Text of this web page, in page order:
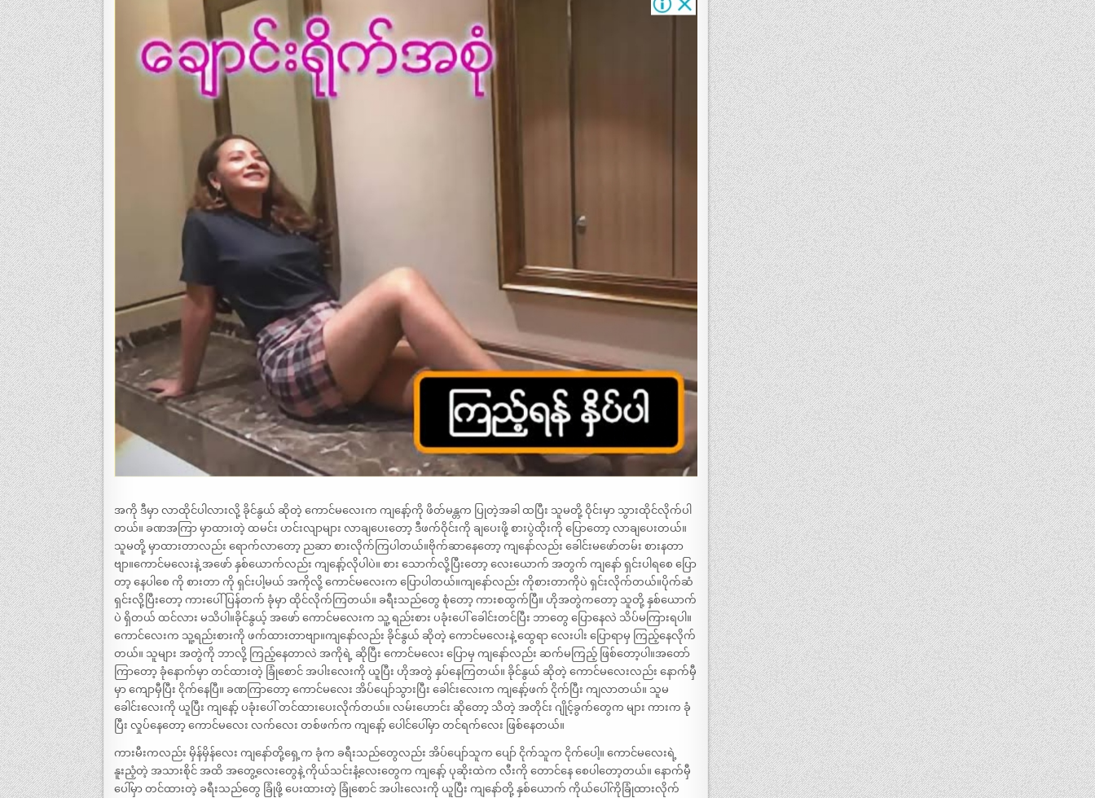
အကို ဒီမှာ လာထိုင်ပါလားလို့ ခိုင်နွယ် ဆိုတဲ့ ကောင်မလေးက ကျနော့်ကို ဖိတ်မန္တက ပြုတဲ့အခါ ထပြီး သူမတို့ ဝိုင်းမှာ သွားထိုင်လိုက်ပါ
တယ်။ ခဏအကြာ မှာထားတဲ့ ထမင်း ဟင်းလျာများ လာချပေးတော့ ဒီဖက်ဝိုင်းကို ချပေးဖို့ စားပွဲထိုးကို ပြောတော့ လာချပေးတယ်။
သူမတို့ မှာထားတာလည်း ရောက်လာတော့ ညဆာ စားလိုက်ကြပါတယ်။ဗိုက်ဆာနေတော့ ကျနော်လည်း ခေါင်းမဖော်တမ်း စားနတာ
ဗျာ။ကောင်မလေးနဲ့ အဖော် နှစ်ယောက်လည်း ကျနော့်လိုပါပဲ။ စား သောက်လို့ပြီးတော့ လေးယောက် အတွက် ကျနော် ရှင်းပါရစေ ပြော
တာ့ နေပါစေ ကို စားတာ ကို ရှင်းပါ့မယ် အကိုလို့ ကောင်မလေးက ပြောပါတယ်။ကျနော်လည်း ကိုစားတာကိုပဲ ရှင်းလိုက်တယ်။ပိုက်ဆံ
ရှင်းလို့ပြီးတော့ ကားပေါ် ပြန်တက် ခုံမှာ ထိုင်လိုက်ကြတယ်။ ခရီးသည်တွေ စုံတော့ ကားစထွက်ပြီ။ ဟိုအတွဲကတော့ သူတို့ နှစ်ယောက်
ပဲ ရှိတယ် ထင်လား မသိပါ။ခိုင်နွယ့် အဖော် ကောင်မလေးက သူ့ ရည်းစား ပခုံးပေါ် ခေါင်းတင်ပြီး ဘာတွေ ပြောနေလဲ သိပ်မကြားရပါ။
ကောင်လေးက သူ့ရည်းစားကို ဖက်ထားတာဗျာ။ကျနော်လည်း ခိုင်နွယ် ဆိုတဲ့ ကောင်မလေးနဲ့ ထွေရာ လေးပါး ပြောရာမှ ကြည့်နေလိုက်
တယ်။ သူများ အတွဲကို ဘာလို့ ကြည့်နေတာလဲ အကိုရဲ့ ဆိုပြီး ကောင်မလေး ပြောမှ ကျနော်လည်း ဆက်မကြည့် ဖြစ်တော့ပါ။အတော်
ကြာတော့ ခုံနောက်မှာ တင်ထားတဲ့ ခြုံစောင် အပါးလေးကို ယူပြီး ဟိုအတွဲ နှပ်နေကြတယ်။ ခိုင်နွယ် ဆိုတဲ့ ကောင်မလေးလည်း နောက်မှီ
မှာ ကျောမှီပြီး ငိုက်နေပြီ။ ခဏကြာတော့ ကောင်မလေး အိပ်ပျော်သွားပြီး ခေါင်းလေးက ကျနော့်ဖက် ငိုက်ပြီး ကျလာတယ်။ သူမ
ခေါင်းလေးကို ယူပြီး ကျနော့် ပခုံးပေါ် တင်ထားပေးလိုက်တယ်။ လမ်းဟောင်း ဆိုတော့ သိတဲ့ အတိုင်း ဂျိုင့်ခွက်တွေက များ ကားက ခုံ
ပြီး လှုပ်နေတော့ ကောင်မလေး လက်လေး တစ်ဖက်က ကျနော့် ပေါင်ပေါ်မှာ တင်ရက်လေး ဖြစ်နေတယ်။
ကားမီးကလည်း မှိန်မှိန်လေး ကျနော်တို့ရှေ့က ခုံက ခရီးသည်တွေလည်း အိပ်ပျော်သူက ပျော် ငိုက်သူက ငိုက်ပေါ့။ ကောင်မလေးရဲ့
နူးညံ့တဲ့ အသားစိုင် အထိ အတွေ့လေးတွေနဲ့ ကိုယ်သင်းနံ့လေးတွေက ကျနော့် ပုဆိုးထဲက လီးကို တောင်နေ စေပါတော့တယ်။ နောက်မှီ
ပေါ်မှာ တင်ထားတဲ့ ခရီးသည်တွေ ခြုံဖို့ ပေးထားတဲ့ ခြုံစောင် အပါးလေးကို ယူပြီး ကျနော်တို့ နှစ်ယောက် ကိုယ်ပေါ်ကိုခြုံထားလိုက်